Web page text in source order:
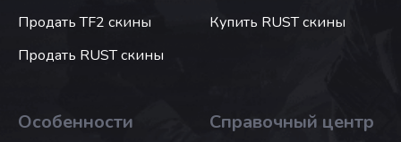
Продать TF2 скины
Продать RUST скины
Купить RUST скины
Особенности Справочный центр